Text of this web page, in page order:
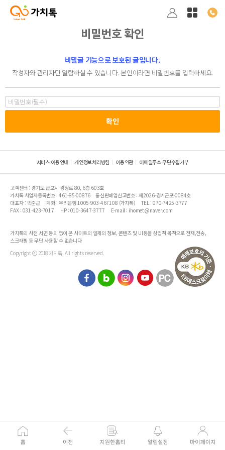
비밀번호 확인
비밀글 기능으로 보호된 글입니다.
작성자와 관리자만 열람하실 수 있습니다. 본인이라면 비밀번호를 입력하세요.
서비스 이용안내 개인정보처리방침 이용약관 이메일주소 무단수집거부
고객센터 : 경기도 군포시 광정로 80, 6층 603호
가치톡 사업자등록번호 : 461-85-00876
통신판매업신고번호 : 제2026-경기군포-0084호
대표자 : 박준근
계좌 : 우리은행 1005-903-467108 (가치톡)
TEL : 070-7425-3777
FAX : 031-423-7017
HP : 010-3647-3777 E-mail : ihomet@naver.com
가치톡의 사전 서면 동의 없이 본 사이트의 일체의 정보, 콘텐츠 및 UI등을 상업적 목적으로 전재,전송,
스크래핑 등 무단 사용할 수 없습니다
Copyright ⓒ 2018 가치톡. All rights reserved.